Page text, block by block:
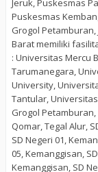
Jeruk, Puskesmas
Puskesmas
Grogol Petamburan,
Barat memiliki
: Universitas Mercu
Tarumanegara,
University,
Tantular, Universitas
Grogol Petamburan,
Qomar, Tegal Alur,
SD Negeri 01,
05, Kemanggisan,
Kemanggisan, SD